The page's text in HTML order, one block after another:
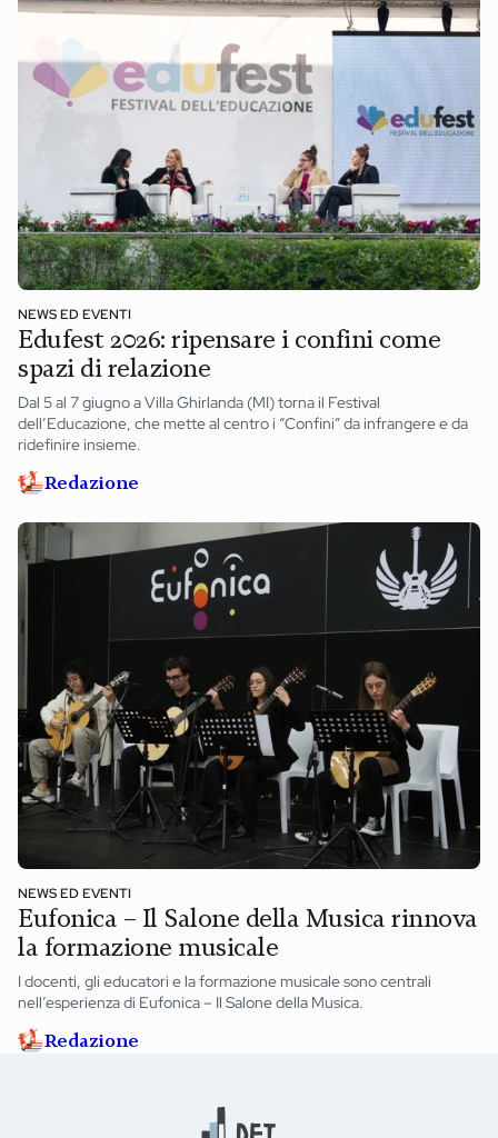
NEWS ED EVENTI
Edufest 2026: ripensare i confini come
spazi di relazione
Dal 5 al 7 giugno a Villa Ghirlanda (MI) torna il Festival
dell’Educazione, che mette al centro i “Confini” da infrangere e da
ridefinire insieme.
Redazione
NEWS ED EVENTI
Eufonica – Il Salone della Musica rinnova
la formazione musicale
I docenti, gli educatori e la formazione musicale sono centrali
nell’esperienza di Eufonica – Il Salone della Musica.
Redazione